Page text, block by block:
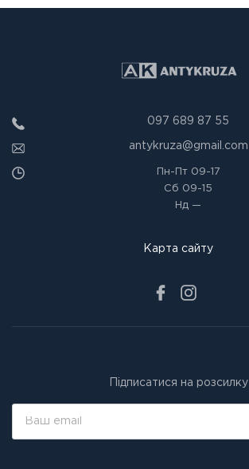
097 689 87 55
antykruza@gmail.com
Пн-Пт09-17
Сб 09-15
Нд —
Карта сайту
Підписатися на розсилку